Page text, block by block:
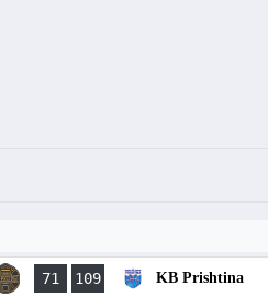
71 109 KB Prishtina